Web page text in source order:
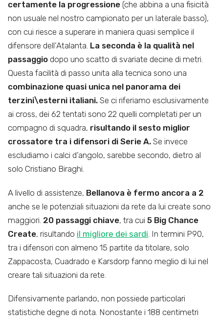
certamente la progressione (che abbina a una fisicità
non usuale nel nostro campionato per un laterale basso),
con cui riesce a superare in maniera quasi semplice il
difensore dell’Atalanta. La seconda è la qualità nel
passaggio dopo uno scatto di svariate decine di metri.
Questa facilità di passo unita alla tecnica sono una
combinazione quasi unica nel panorama dei
terzini\esterni italiani. Se ci riferiamo esclusivamente
ai cross, dei 62 tentati sono 22 quelli completati per un
compagno di squadra, risultando il sesto miglior
crossatore tra i difensori di Serie A. Se invece
escludiamo i calci d’angolo, sarebbe secondo, dietro al
solo Cristiano Biraghi.
A livello di assistenze, Bellanova è fermo ancora a 2
anche se le potenziali situazioni da rete da lui create sono
maggiori. 20 passaggi chiave, tra cui 5 Big Chance
Create, risultando il migliore dei sardi . In termini P90,
tra i difensori con almeno 15 partite da titolare, solo
Zappacosta, Cuadrado e Karsdorp fanno meglio di lui nel
creare tali situazioni da rete.
Difensivamente parlando, non possiede particolari
statistiche degne di nota. Nonostante i 188 centimetri